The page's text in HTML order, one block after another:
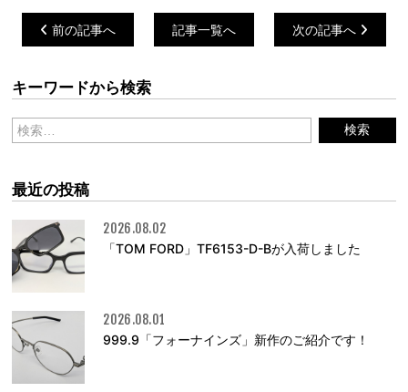
前の記事へ 記事一覧へ 次の記事へ
キーワードから検索
最近の投稿
2026.08.02
「TOM FORD」TF6153-D-Bが入荷しました
2026.08.01
999.9「フォーナインズ」新作のご紹介です！